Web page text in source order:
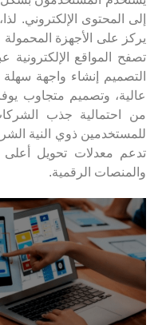
إلى المحتوى الإلكتروني.
يركز على الأجهزة المحمولة
تصفح المواقع الإلكترونية
التصميم إنشاء واجهة
عالية، وتصميم متجاوب
من احتمالية جذب
للمستخدمين ذوي النية
تدعم معدلات تحويل أعلى
والمنصات الرقمية.